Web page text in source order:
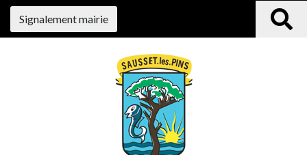
Signalement mairie